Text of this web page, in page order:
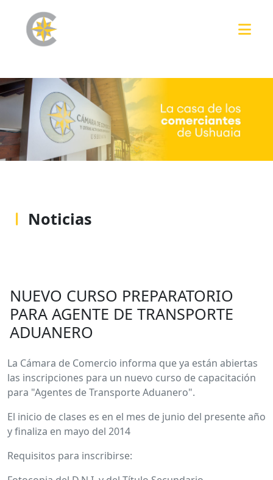
Noticias
NUEVO CURSO PREPARATORIO
PARA AGENTE DE TRANSPORTE
ADUANERO
La Cámara de Comercio informa que ya están abiertas
las inscripciones para un nuevo curso de capacitación
para "Agentes de Transporte Aduanero".
El inicio de clases es en el mes de junio del presente año
y finaliza en mayo del 2014
Requisitos para inscribirse: